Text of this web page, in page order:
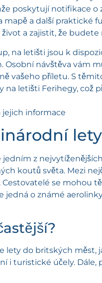
poskytují notifikace o
mapě a další praktické
a zajistit, že
na letišti jsou k
Osobní návštěva vám
vašeho příletu. S
letišti Ferihegy, což
z
koutů světa. Mezi
Cestovatelé se
jedná o známé
lety do britských měst,
i turistické účely.